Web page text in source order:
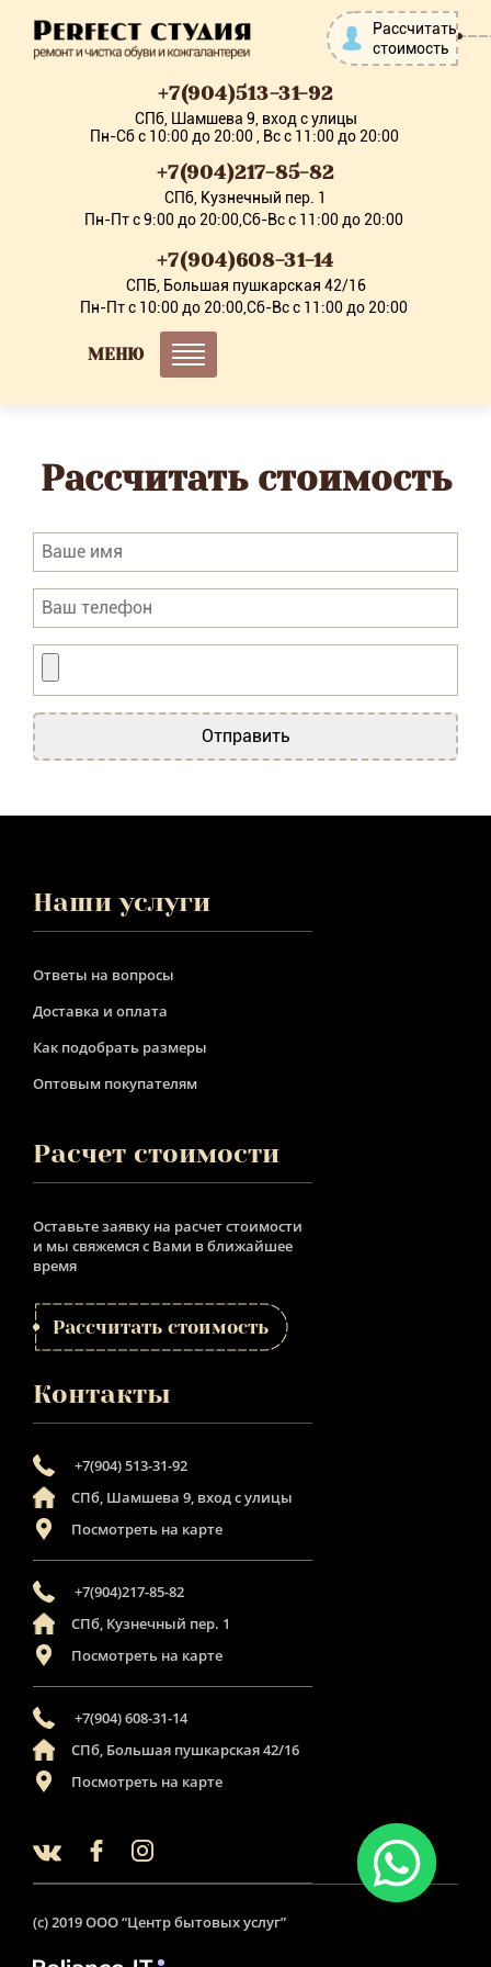
+7(904)513-31-92
СПб, Шамшева 9, вход с улицы
Пн-Сб с 10:00 до 20:00 , Вс с 11:00 до 20:00
+7(904)217-85-82
СПб, Кузнечный пер. 1
Пн-Пт с 9:00 до 20:00,Сб-Вс с 11:00 до 20:00
+7(904)608-31-14
СПБ, Большая пушкарская 42/16
Пн-Пт с 10:00 до 20:00,Сб-Вс с 11:00 до 20:00
Рассчитать
стоимость
МЕНЮ
Рассчитать стоимость
Отправить
Наши услуги
Ответы на вопросы
Доставка и оплата
Как подобрать размеры
Оптовым покупателям
Расчет стоимости
Оставьте заявку на расчет стоимости
и мы свяжемся с Вами в ближайшее
время
Рассчитать стоимость
Контакты
+7(904) 513-31-92
СПб, Шамшева 9, вход с улицы
Посмотреть на карте
+7(904)217-85-82
СПб, Кузнечный пер. 1
Посмотреть на карте
+7(904) 608-31-14
СПб, Большая пушкарская 42/16
Посмотреть на карте
(c) 2019 ООО “Центр бытовых услуг”